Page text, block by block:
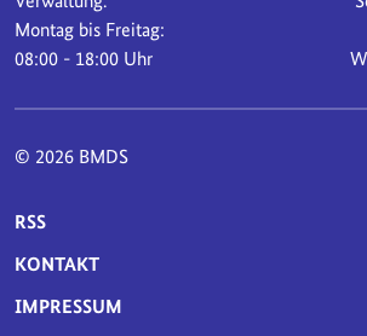
Montag bis Freitag:
08:00 - 18:00 Uhr
© 2026 BMDS
SERVICE-NAVIGATION
RSS
KONTAKT
IMPRESSUM